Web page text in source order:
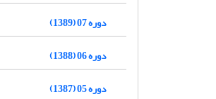
دوره 07 (1389)
دوره 06 (1388)
دوره 05 (1387)